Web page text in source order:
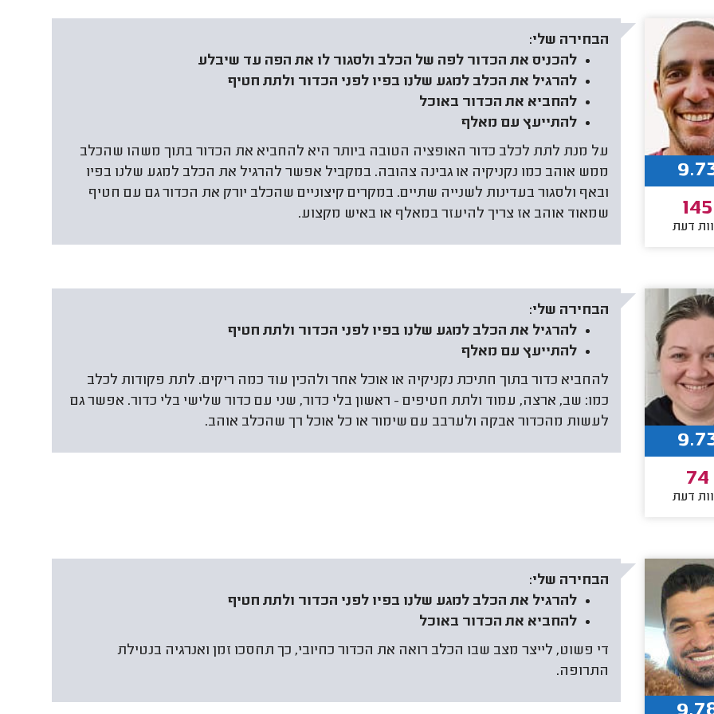
הבחירה שלי:
להכניס את הכדור לפה של הכלב ולסגור לו את הפה עד שיבלע
להרגיל את הכלב למגע שלנו בפיו לפני הכדור ולתת חטיף
להחביא את הכדור באוכל
להתייעץ עם מאלף
על מנת לתת לכלב כדור האופציה הטובה ביותר היא להחביא את הכדור בתוך משהו שהכלב
ממש אוהב כמו נקניקיה או גבינה צהובה. במקביל אפשר להרגיל את הכלב למגע שלנו בפיו
ובאף ולסגור בעדינות לשנייה שתיים. במקרים קיצוניים שהכלב יורק את הכדור גם עם חטיף
שמאוד אוהב אז צריך להיעזר במאלף או באיש מקצוע.
145
דעת
הבחירה שלי:
להרגיל את הכלב למגע שלנו בפיו לפני הכדור ולתת חטיף
להתייעץ עם מאלף
להחביא כדור בתוך חתיכת נקניקיה או אוכל אחר ולהכין עוד כמה ריקים. לתת פקודות לכלב
כמו: שב, ארצה, עמוד ולתת חטיפים - ראשון בלי כדור, שני עם כדור שלישי בלי כדור. אפשר גם
לעשות מהכדור אבקה ולערבב עם שימור או כל אוכל רך שהכלב אוהב.
74
דעת
הבחירה שלי:
להרגיל את הכלב למגע שלנו בפיו לפני הכדור ולתת חטיף
להחביא את הכדור באוכל
די פשוט, לייצר מצב שבו הכלב רואה את הכדור כחיובי, כך תחסכו זמן ואנרגיה בנטילת
התרופה.